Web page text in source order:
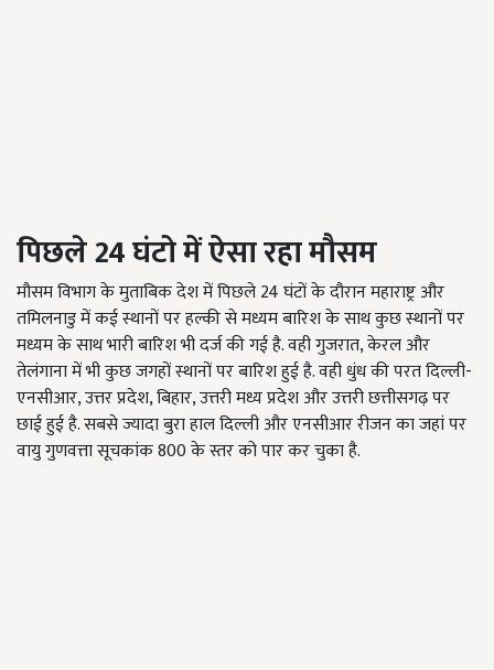
पिछले 24 घंटो में ऐसा रहा मौसम
मौसम विभाग के मुताबिक देश में पिछले 24 घंटों के दौरान महाराष्ट्र और
तमिलनाडु में कई स्थानों पर हल्की से मध्यम बारिश के साथ कुछ स्थानों पर
मध्यम के साथ भारी बारिश भी दर्ज की गई है. वही गुजरात, केरल और
तेलंगाना में भी कुछ जगहों स्थानों पर बारिश हुई है. वही धुंध की परत दिल्ली-
एनसीआर, उत्तर प्रदेश, बिहार, उत्तरी मध्य प्रदेश और उत्तरी छत्तीसगढ़ पर
छाई हुई है. सबसे ज्यादा बुरा हाल दिल्ली और एनसीआर रीजन का जहां पर
वायु गुणवत्ता सूचकांक 800 के स्तर को पार कर चुका है.